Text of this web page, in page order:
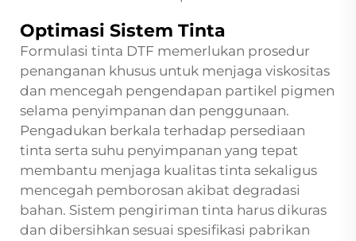
Optimasi Sistem Tinta
Formulasi tinta DTF memerlukan prosedur
penanganan khusus untuk menjaga viskositas
dan mencegah pengendapan partikel pigmen
selama penyimpanan dan penggunaan.
Pengadukan berkala terhadap persediaan
tinta serta suhu penyimpanan yang tepat
membantu menjaga kualitas tinta sekaligus
mencegah pemborosan akibat degradasi
bahan. Sistem pengiriman tinta harus dikuras
dan dibersihkan sesuai spesifikasi pabrikan